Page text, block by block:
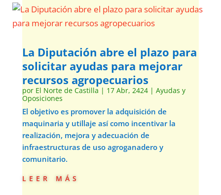
La Diputación abre el plazo para
solicitar ayudas para mejorar
recursos agropecuarios
por El Norte de Castilla | 17 Abr, 2424| Ayudas y
Oposiciones
El objetivo es promover la adquisición de
maquinaria y utillaje así como incentivar la
realización, mejora y adecuación de
infraestructuras de uso agroganadero y
comunitario.
leer más